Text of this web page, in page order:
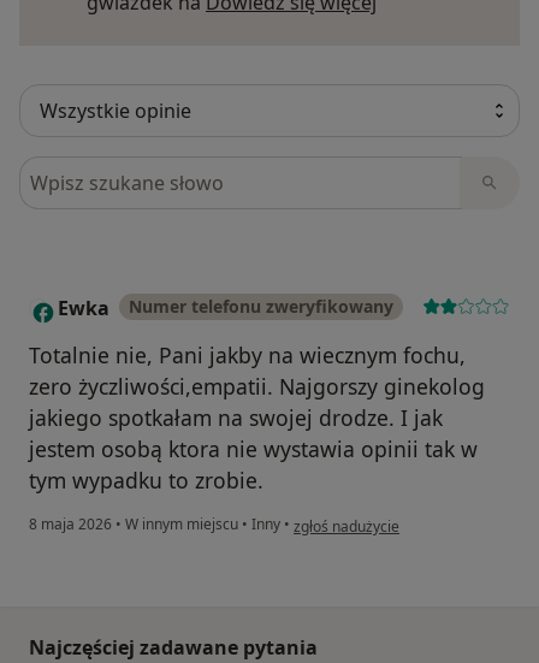
Szukaj w opiniach
E Ewka Numer telefonu zweryfikowany
Totalnie nie, Pani jakby na wiecznym fochu,
zero życzliwości,empatii. Najgorszy ginekolog
jakiego spotkałam na swojej drodze. I jak
jestem osobą ktora nie wystawia opinii tak w
tym wypadku to zrobie.
8 maja 2026 • W innym miejscu • Inny • w opinii użytkownika Ewka
zgłoś nadużycie
Najczęściej zadawane pytania